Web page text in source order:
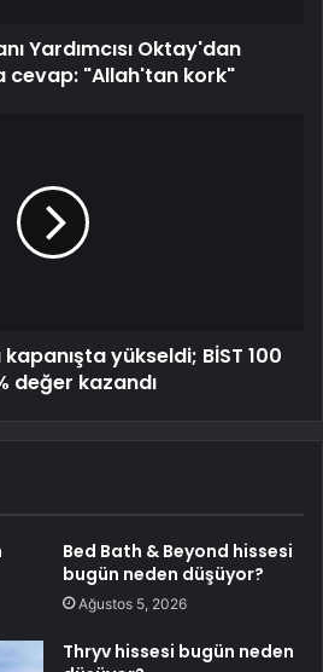
Yardımcısı Oktay'dan
cevap: "Allah'tan kork"
yükseldi; BİST 100
değer kazandı
Bed Bath & Beyond hissesi
bugün neden düşüyor?
Ağustos 5, 2026
Thryv hissesi bugün neden